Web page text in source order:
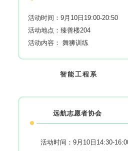
活动时间：9月10日19:00-20:50
活动地点：臻善楼204
活动内容： 舞狮训练
智能工程系
远航志愿者协会
活动时间：9月10日14:30-